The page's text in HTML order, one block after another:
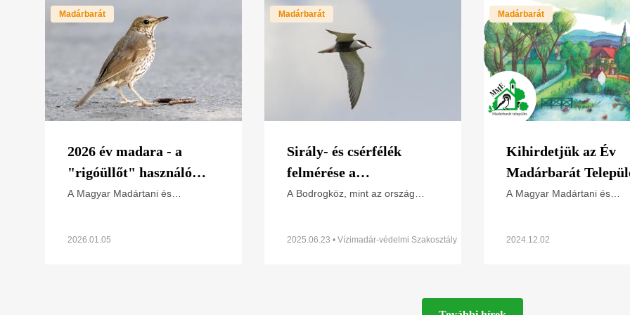
Madárbarát
2026 év madara - a
"rigóüllőt" használó
énekes rigó
A Magyar Madártani és
madara" programját, melynek
2026.01.05
Madárbarát
Sirály- és csérfélék
felmérése a
Bodrogközben
A Bodrogköz, mint az ország
egészen a közelmúltig. A
2025.06.23 • Vízimadár-védelmi Szakosztály
Madárbarát
Kihirdetjük az Év
Madárbarát
díj 2024. évi nyertesét
A Magyar Madártani és
Települések Országos
2024.12.02